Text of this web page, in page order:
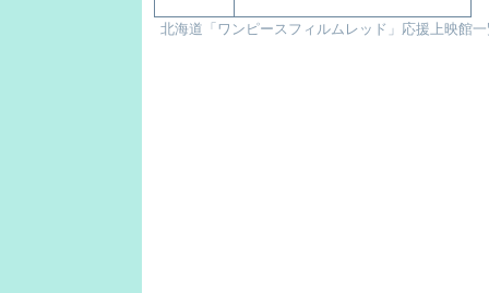
北海道「ワンピースフィルムレッド」応援上映館